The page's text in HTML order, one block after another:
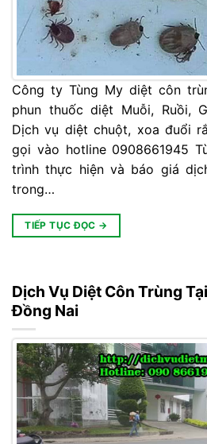
Công ty Tùng My diệt côn
phun thuốc diệt Muỗi, Ruồi,
Dịch vụ diệt chuột, xoa đuổi
gọi vào hotline 0908661945
trình thực hiện và báo giá
trong…
TIẾP TỤC ĐỌC →
Dịch Vụ Diệt Côn Trùng
Đồng Nai